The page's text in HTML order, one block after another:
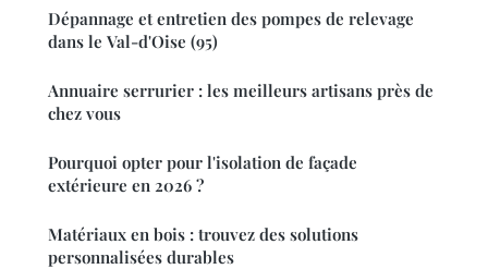
Dépannage et entretien des pompes de relevage
dans le Val-d'Oise (95)
Annuaire serrurier : les meilleurs artisans près de
chez vous
Pourquoi opter pour l'isolation de façade
extérieure en 2026 ?
Matériaux en bois : trouvez des solutions
personnalisées durables